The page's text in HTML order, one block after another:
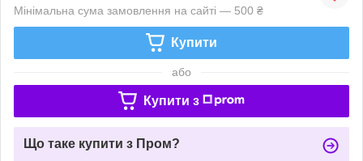
Мінімальна сума замовлення на сайті — 500 ₴
Купити
або
Купити з
Що таке купити з Пром?